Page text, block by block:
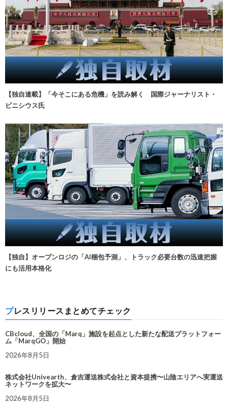
【独自連載】「今そこにある危機」を読み解く 国際ジャーナリスト・
ビニシウス氏
【独自】オープンロジの「AI梱包予測」、トラック必要台数の迅速把握
にも活用本格化
プレスリリースまとめてチェック
CBcloud、全国の「Marq」施設を起点とした新たな配送プラットフォー
ム「MarqGO」開始
2026年8月5日
株式会社Univearth、倉吉運送株式会社と資本提携〜山陰エリアへ実運送
ネットワークを拡大〜
2026年8月5日